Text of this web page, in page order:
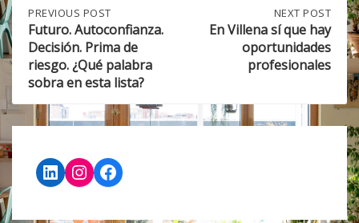
Post
navigation
PREVIOUS
POST:
FUTURO.
AUTOCONFIANZA.
DECISIÓN.
PRIMA
RIESGO.
¿QUÉ
SOBRA
EN
ESTA
PREVIOUS POST
Futuro. Autoconfianza.
Decisión. Prima de
riesgo. ¿Qué palabra
sobra en esta lista?
POST:
OPORTUNIDADES
PROFESIONALES
NEXT POST
En Villena sí que hay
oportunidades
profesionales
LinkedIn
Instagram
Facebook